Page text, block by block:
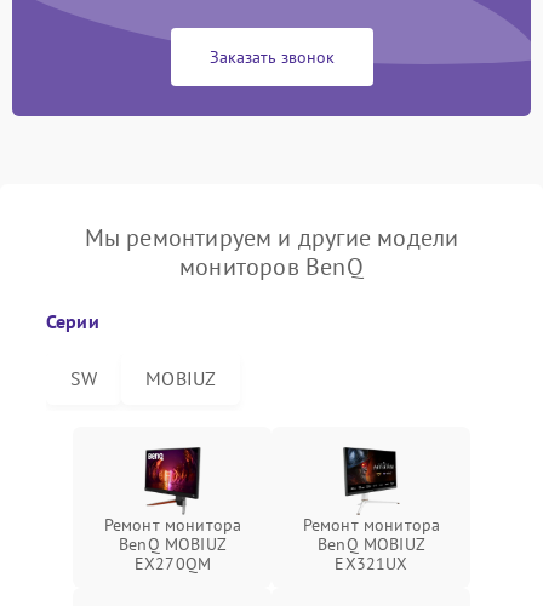
Заказать звонок
Мы ремонтируем и другие модели
мониторов BenQ
Серии
SW MOBIUZ
Ремонт монитора
BenQ MOBIUZ
EX270QM
Ремонт монитора
BenQ MOBIUZ
EX321UX